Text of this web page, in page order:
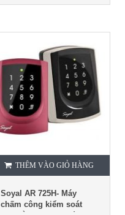
THÊM VÀO GIỎ HÀNG
Soyal AR 725H- Máy
chấm công kiểm soát